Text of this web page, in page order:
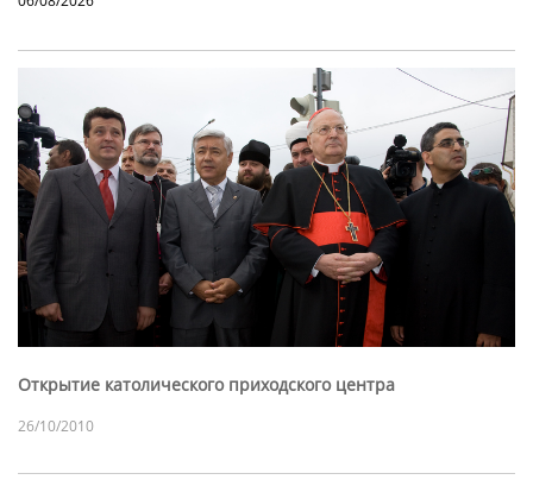
Открытие католического приходского центра
26/10/2010